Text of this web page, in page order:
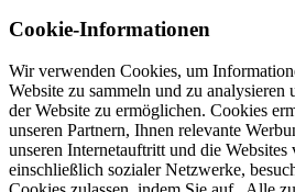
Cookie-Informationen
Wir verwenden Cookies, um
Website zu sammeln und zu analysieren
der Website zu ermöglichen. Cookies
unseren Partnern, Ihnen relevante
unseren Internetauftritt und die
einschließlich sozialer Netzwerke,